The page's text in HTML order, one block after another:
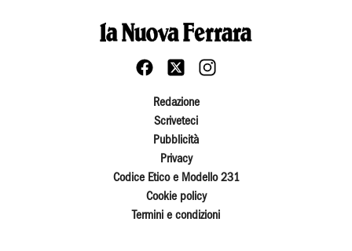
Redazione
Scriveteci
Pubblicità
Privacy
Codice Etico e Modello 231
Cookie policy
Termini e condizioni